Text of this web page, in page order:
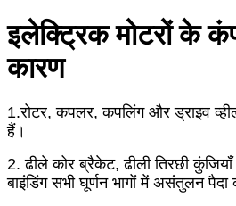
इलेक्ट्रिक मोटरों के
कारण
1.रोटर, कपलर, कपलिंग और ड्राइव
हैं।
2. ढीले कोर ब्रैकेट, ढीली तिरछी
बाइंडिंग सभी घूर्णन भागों में असंतुलन